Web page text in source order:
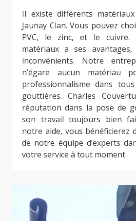
Il existe différents
Jaunay Clan. Vous pouvez
PVC, le zinc, et le cuivre.
matériaux a ses
inconvénients. Notre
n’égare aucun matériau
professionnalisme dans
gouttières. Charles
réputation dans la pose de
son travail toujours bien
notre aide, vous bénéficierez
de notre équipe d’experts
votre service à tout moment.